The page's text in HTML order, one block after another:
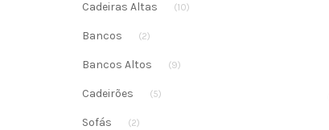
Cadeiras Altas (10)
Bancos (2)
Bancos Altos (9)
Cadeirões (5)
Sofás (2)